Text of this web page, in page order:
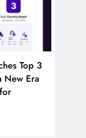
Top 3
New Era